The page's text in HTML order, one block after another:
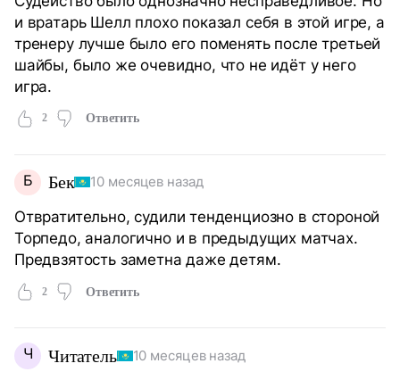
и вратарь Шелл плохо показал себя в этой игре, а
тренеру лучше было его поменять после третьей
шайбы, было же очевидно, что не идёт у него
игра.
2 Ответить
Б Бек 10 месяцев назад
Отвратительно, судили тенденциозно в стороной
Торпедо, аналогично и в предыдущих матчах.
Предвзятость заметна даже детям.
2 Ответить
Ч Читатель 10 месяцев назад